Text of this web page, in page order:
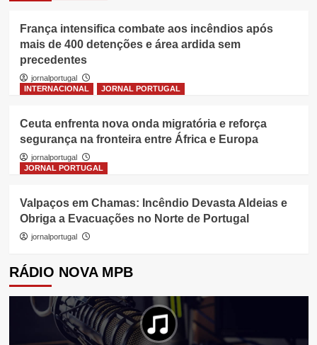
França intensifica combate aos incêndios após
mais de 400 detenções e área ardida sem
precedentes
jornalportugal
INTERNACIONAL
JORNAL PORTUGAL
Ceuta enfrenta nova onda migratória e reforça
segurança na fronteira entre África e Europa
jornalportugal
JORNAL PORTUGAL
Valpaços em Chamas: Incêndio Devasta Aldeias e
Obriga a Evacuações no Norte de Portugal
jornalportugal
RÁDIO NOVA MPB